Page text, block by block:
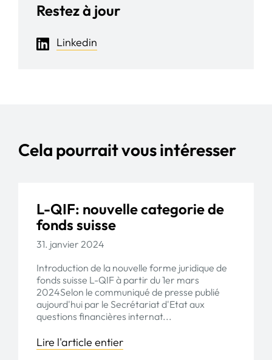
Restez à jour
Linkedin
Cela pourrait vous intéresser
L-QIF: nouvelle categorie de
fonds suisse
31. janvier 2024
Introduction de la nouvelle forme juridique de
fonds suisse L-QIF à partir du 1er mars
2024Selon le communiqué de presse publié
aujourd'hui par le Secrétariat d'Etat aux
questions financières internat...
Lire l'article entier